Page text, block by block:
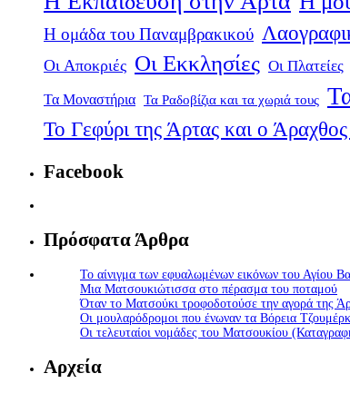
Η ομάδα του Παναμβρακικού
Οι Αποκριές Οι Εκκλησίες Οι Πλατείες
Τα Μοναστήρια Τα Ραδοβίζια και τα χωριά τους
Το Γεφύρι της Άρτας και ο
Facebook
Πρόσφατα Άρθρα
Το αίνιγμα των εφυαλωμένων εικόνων του Αγίου
Μια Ματσουκιώτισσα στο πέρασμα του ποταμού
Όταν το Ματσούκι τροφοδοτούσε την αγορά της
Οι μουλαρόδρομοι που ένωναν τα Βόρεια
Οι τελευταίοι νομάδες του Ματσουκίου
Αρχεία